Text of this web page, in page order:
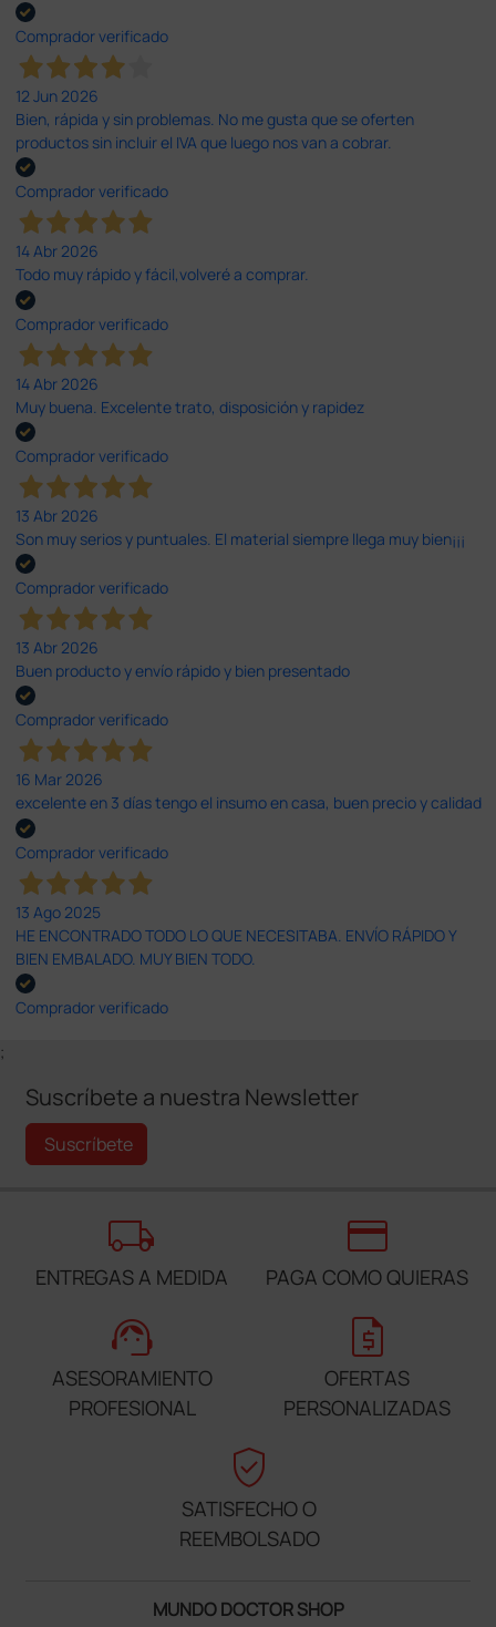
Comprador verificado
12 Jun 2026
Bien, rápida y sin problemas. No me gusta que se oferten
productos sin incluir el IVA que luego nos van a cobrar.
Comprador verificado
14 Abr 2026
Todo muy rápido y fácil,volveré a comprar.
Comprador verificado
14 Abr 2026
Muy buena. Excelente trato, disposición y rapidez
Comprador verificado
13 Abr 2026
Son muy serios y puntuales. El material siempre llega muy bien¡¡¡
Comprador verificado
13 Abr 2026
Buen producto y envío rápido y bien presentado
Comprador verificado
16 Mar 2026
excelente en 3 días tengo el insumo en casa, buen precio y calidad
Comprador verificado
13 Ago 2025
HE ENCONTRADO TODO LO QUE NECESITABA. ENVÍO RÁPIDO Y
BIEN EMBALADO. MUY BIEN TODO.
Comprador verificado
;
Suscríbete a nuestra Newsletter
Suscríbete
local_shipping
ENTREGAS A MEDIDA
credit_card
PAGA COMO QUIERAS
support_agent
ASESORAMIENTO
PROFESIONAL
request_quote
OFERTAS
PERSONALIZADAS
verified_user
SATISFECHO O
REEMBOLSADO
MUNDO DOCTOR SHOP